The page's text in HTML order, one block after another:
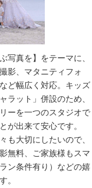
写真を】をテーマに、
影、マタニティフォ
ど幅広く対応。キッズ
ラット」併設のため、
ーを一つのスタジオで
が出来て安心です。
も大切にしたいので、
無料、ご家族様もスマ
ン条件有り）などの嬉
。